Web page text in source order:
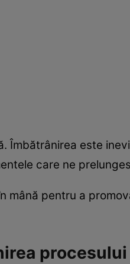
Îmbătrânirea este
care ne
mână pentru a
procesului